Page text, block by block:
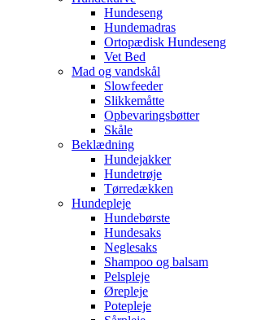
Hundeseng
Hundemadras
Ortopædisk Hundeseng
Vet Bed
Mad og vandskål
Slowfeeder
Slikkemåtte
Opbevaringsbøtter
Skåle
Beklædning
Hundejakker
Hundetrøje
Tørredækken
Hundepleje
Hundebørste
Hundesaks
Neglesaks
Shampoo og balsam
Pelspleje
Ørepleje
Potepleje